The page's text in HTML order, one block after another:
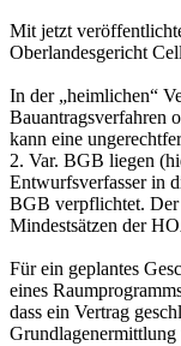
Mit jetzt
Oberlandesgericht
In der „heimlichen“
Bauantragsverfahren
kann eine
2. Var. BGB liegen
Entwurfsverfasser in
BGB verpflichtet. Der
Mindestsätzen der
Für ein geplantes
eines
dass ein Vertrag